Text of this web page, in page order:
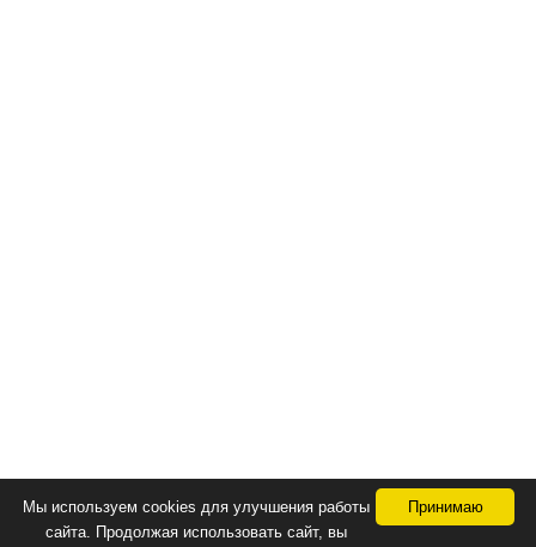
Принимаю
Мы используем cookies для улучшения работы
сайта. Продолжая использовать сайт, вы